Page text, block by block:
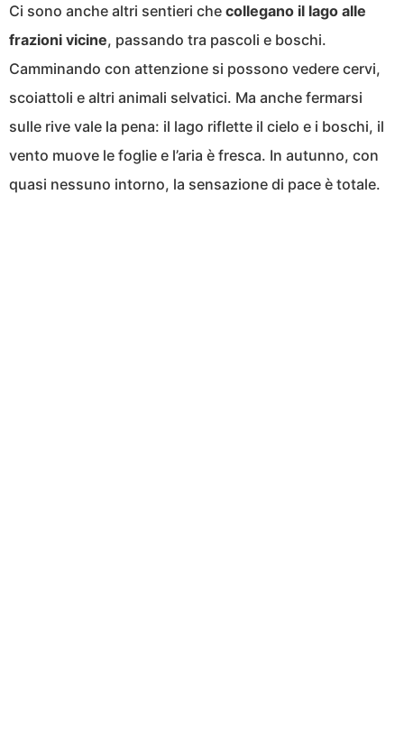
Ci sono anche altri sentieri che collegano il lago alle
frazioni vicine, passando tra pascoli e boschi.
Camminando con attenzione si possono vedere cervi,
scoiattoli e altri animali selvatici. Ma anche fermarsi
sulle rive vale la pena: il lago riflette il cielo e i boschi, il
vento muove le foglie e l’aria è fresca. In autunno, con
quasi nessuno intorno, la sensazione di pace è totale.